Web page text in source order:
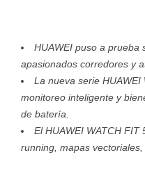
HUAWEI puso a prueba
apasionados corredores y
La nueva serie
monitoreo inteligente y
de batería.
El HUAWEI WATCH
running, mapas